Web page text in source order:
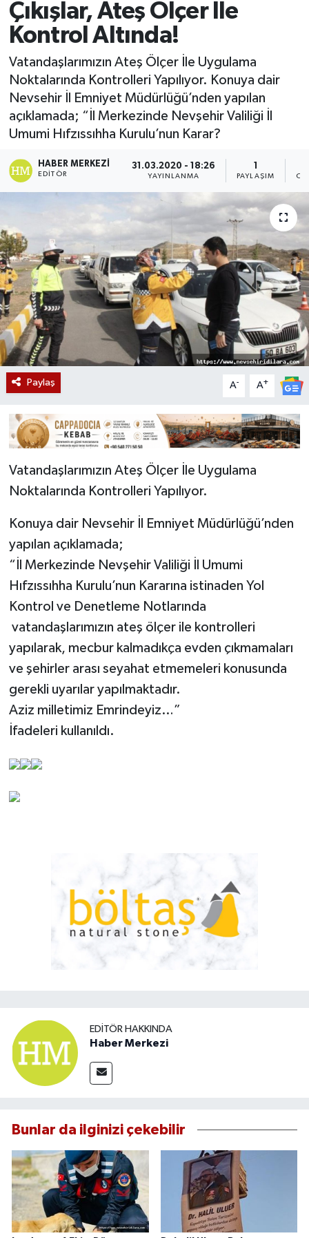
Çıkışlar, Ateş Ölçer İle
Kontrol Altında!
Vatandaşlarımızın Ateş Ölçer İle Uygulama
Noktalarında Kontrolleri Yapılıyor. Konuya dair
Nevsehir İl Emniyet Müdürlüğü’nden yapılan
açıklamada; “İl Merkezinde Nevşehir Valiliği İl
Umumi Hıfzıssıhha Kurulu’nun Karar?
HABER MERKEZI
EDITÖR
31.03.2020 - 18:26
YAYINLANMA
1
PAYLAŞIM
Paylaş A- A+
Vatandaşlarımızın Ateş Ölçer İle Uygulama
Noktalarında Kontrolleri Yapılıyor.
Konuya dair Nevsehir İl Emniyet Müdürlüğü’nden
yapılan açıklamada;
“İl Merkezinde Nevşehir Valiliği İl Umumi
Hıfzıssıhha Kurulu’nun Kararına istinaden Yol
Kontrol ve Denetleme Notlarında
vatandaşlarımızın ateş ölçer ile kontrolleri
yapılarak, mecbur kalmadıkça evden çıkmamaları
ve şehirler arası seyahat etmemeleri konusunda
gerekli uyarılar yapılmaktadır.
Aziz milletimiz Emrindeyiz…”
İfadeleri kullanıldı.
EDITÖR HAKKINDA
Haber Merkezi
Bunlar da ilginizi çekebilir